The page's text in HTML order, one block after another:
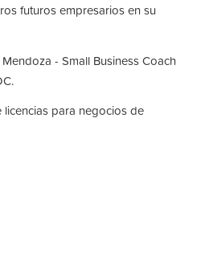
futuros empresarios en su
- Small Business Coach
licencias para negocios de